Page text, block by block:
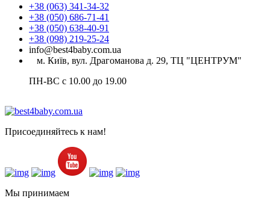
+38 (063) 341-34-32
+38 (050) 686-71-41
+38 (050) 638-40-91
+38 (098) 219-25-24
info@best4baby.com.ua
м. Київ, вул. Драгоманова д. 29, ТЦ "ЦЕНТРУМ"
ПН-ВС с 10.00 до 19.00
Присоединяйтесь к нам!
Мы принимаем